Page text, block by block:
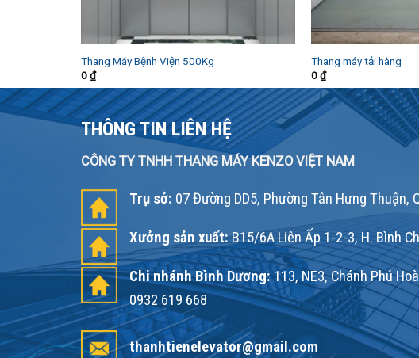
Thang Máy Bệnh Viện 500Kg
0₫
Thang máy tải hàng
0₫
THÔNG TIN LIÊN HỆ
CÔNG TY TNHH THANG MÁY KENZO VIỆT NAM
Trụ sở: 07 Đường DD5, Phường Tân Hưng Thuận,
Xưởng sản xuất:B15/6A Liên Ấp 1-2-3, H. Bình
Chi nhánh Bình Dương:113, NE3, Chánh Phú
0932 619 668
thanhtienelevator@gmail.com